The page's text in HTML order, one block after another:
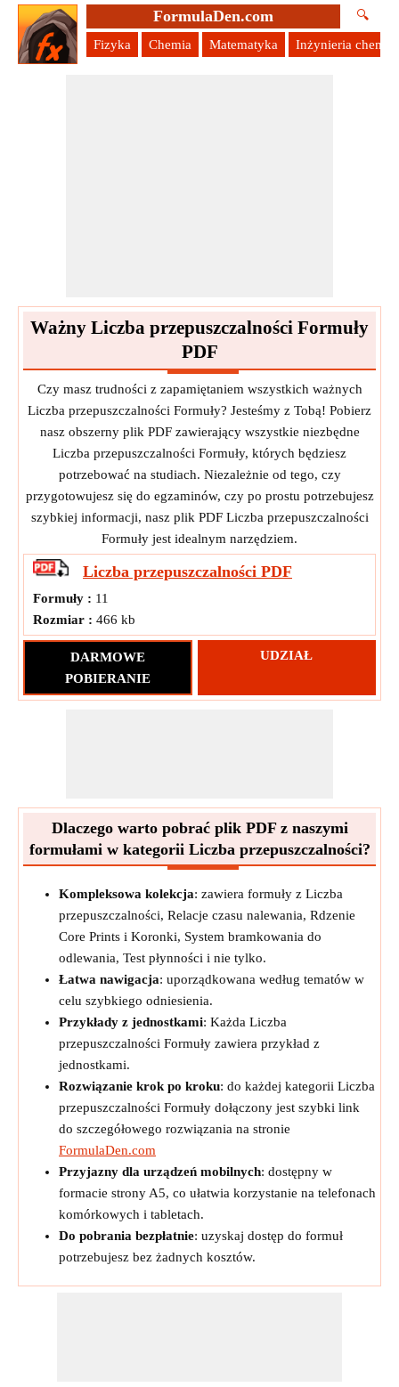
FormulaDen.com 🔍
Fizyka Chemia Matematyka Inżynieria
Ważny Liczba przepuszczalności Formuły
PDF
Czy masz trudności z zapamiętaniem wszystkich ważnych
Liczba przepuszczalności Formuły? Jesteśmy z Tobą! Pobierz
nasz obszerny plik PDF zawierający wszystkie niezbędne
Liczba przepuszczalności Formuły, których będziesz
potrzebować na studiach. Niezależnie od tego, czy
przygotowujesz się do egzaminów, czy po prostu potrzebujesz
szybkiej informacji, nasz plik PDF Liczba przepuszczalności
Formuły jest idealnym narzędziem.
Liczba przepuszczalności PDF
Formuły : 11
Rozmiar : 466 kb
DARMOWE
POBIERANIE
UDZIAŁ
Dlaczego warto pobrać plik PDF z naszymi
formułami w kategorii Liczba przepuszczalności?
Kompleksowa kolekcja: zawiera formuły z Liczba
przepuszczalności, Relacje czasu nalewania, Rdzenie
Core Prints i Koronki, System bramkowania do
odlewania, Test płynności i nie tylko.
Łatwa nawigacja: uporządkowana według tematów w
celu szybkiego odniesienia.
Przykłady z jednostkami: Każda Liczba
przepuszczalności Formuły zawiera przykład z
jednostkami.
Rozwiązanie krok po kroku: do każdej kategorii Liczba
przepuszczalności Formuły dołączony jest szybki link
do szczegółowego rozwiązania na stronie
FormulaDen.com
Przyjazny dla urządzeń mobilnych: dostępny w
formacie strony A5, co ułatwia korzystanie na telefonach
komórkowych i tabletach.
Do pobrania bezpłatnie: uzyskaj dostęp do formuł
potrzebujesz bez żadnych kosztów.